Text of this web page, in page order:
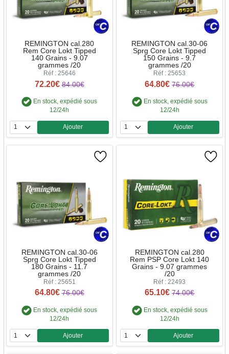
REMINGTON cal.280
Rem Core Lokt Tipped
140 Grains - 9.07
grammes /20
Réf : 25646
72.20€ 84.00€
En stock, expédié sous
12/24h
Quantité
Ajouter
REMINGTON cal.30-06
Sprg Core Lokt Tipped
150 Grains - 9.7
grammes /20
Réf : 25653
64.80€ 76.00€
En stock, expédié sous
12/24h
Quantité
Ajouter
REMINGTON cal.30-06
Sprg Core Lokt Tipped
180 Grains - 11.7
grammes /20
Réf : 25651
64.80€ 76.00€
En stock, expédié sous
12/24h
Quantité
Ajouter
REMINGTON cal.280
Rem PSP Core Lokt 140
Grains - 9.07 grammes
/20
Réf : 22493
65.10€ 74.00€
En stock, expédié sous
12/24h
Quantité
Ajouter